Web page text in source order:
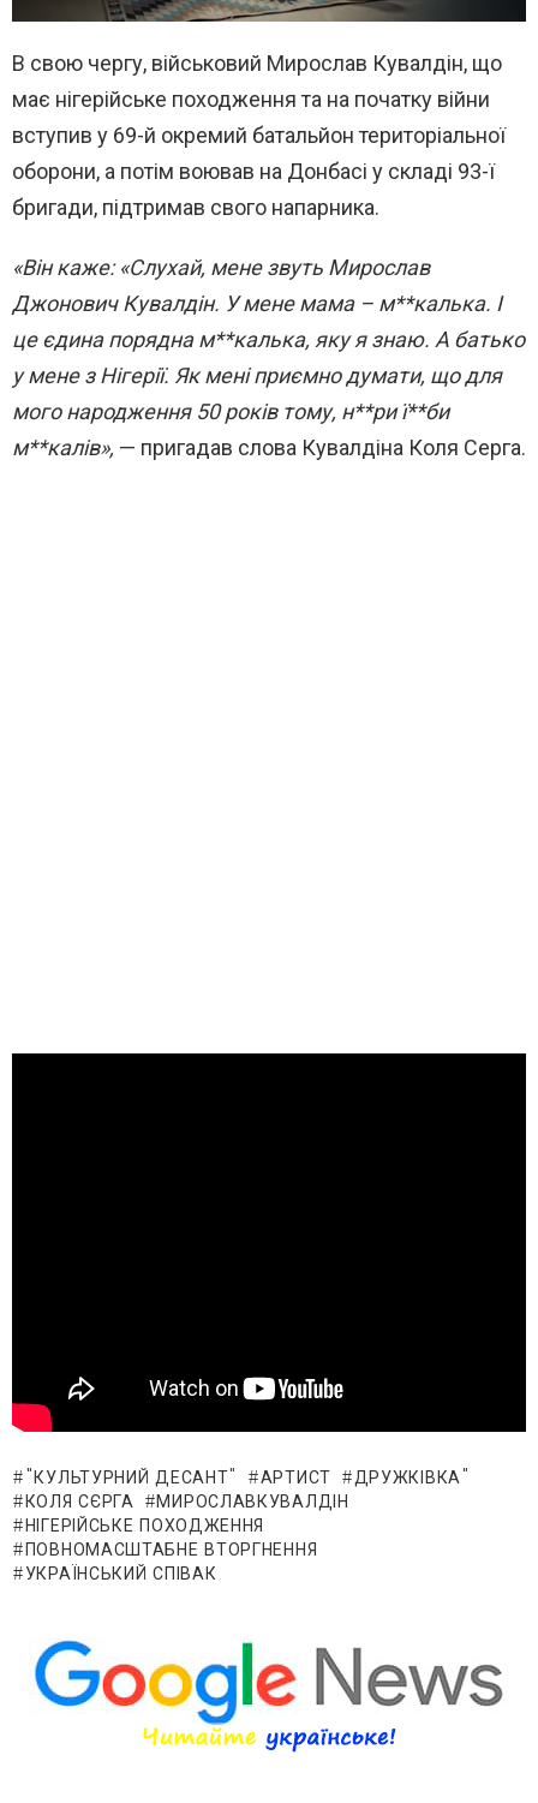
В свою чергу, військовий Мирослав Кувалдін, що
має нігерійське походження та на початку війни
вступив у 69-й окремий батальйон територіальної
оборони, а потім воював на Донбасі у складі 93-ї
бригади, підтримав свого напарника.
«Він каже: «Слухай, мене звуть Мирослав
Джонович Кувалдін. У мене мама – м**калька. І
це єдина порядна м**калька, яку я знаю. А батько
у мене з Нігерії. Як мені приємно думати, що для
мого народження 50 років тому, н**ри ї**би
м**калів», — пригадав слова Кувалдіна Коля Серга.
"КУЛЬТУРНИЙ ДЕСАНТ" АРТИСТ
ДРУЖКІВКА"
КОЛЯ СЄРГА
МИРОСЛАВКУВАЛДІН
НІГЕРІЙСЬКЕ ПОХОДЖЕННЯ
ПОВНОМАСШТАБНЕ ВТОРГНЕННЯ
УКРАЇНСЬКИЙ СПІВАК